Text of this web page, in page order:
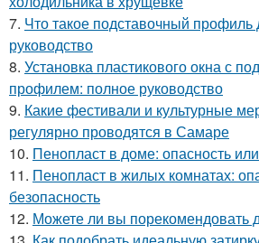
7. Что такое подставочный профиль
руководство
8. Установка пластикового окна с
профилем: полное руководство
9. Какие фестивали и культурные
регулярно проводятся в Самаре
10. Пенопласт в доме: опасность
11. Пенопласт в жилых комнатах:
безопасность
12. Можете ли вы порекомендовать